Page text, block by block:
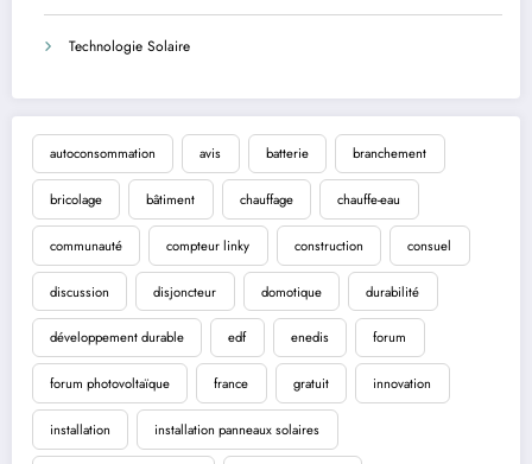
Technologie Solaire
autoconsommation avis batterie branchement
bricolage bâtiment chauffage chauffe-eau
communauté compteur linky construction consuel
discussion disjoncteur domotique durabilité
développement durable edf enedis forum
forum photovoltaïque france gratuit innovation
installation installation panneaux solaires